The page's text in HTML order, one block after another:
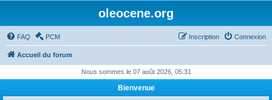
oleocene.org
FAQ PCM Connexion
Inscription
Accueil du forum
Nous sommes le 07 août 2026, 05:31
Bienvenue